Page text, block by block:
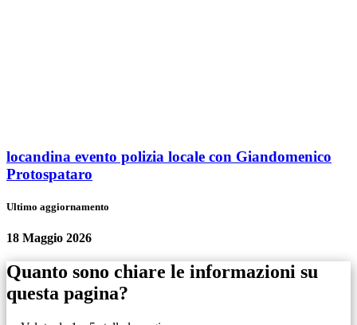
locandina evento polizia locale con Giandomenico
Protospataro
Ultimo aggiornamento
18 Maggio 2026
Quanto sono chiare le informazioni su
questa pagina?